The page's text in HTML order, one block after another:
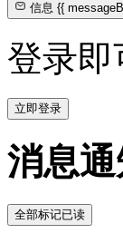
信息{{
登录即
立即登录
消息通
全部标记已读